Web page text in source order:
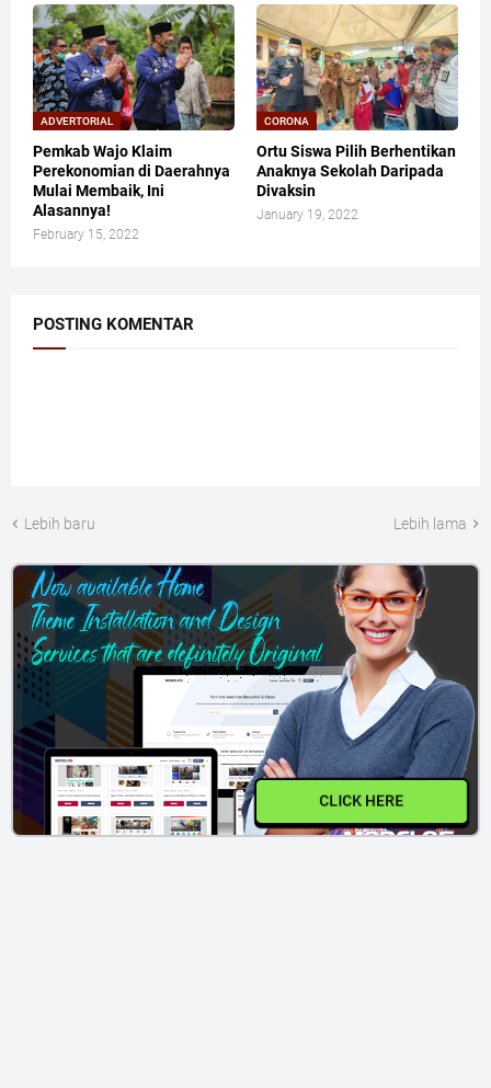
ADVERTORIAL
Pemkab Wajo Klaim
Perekonomian di Daerahnya
Mulai Membaik, Ini
Alasannya!
February 15, 2022
CORONA
Ortu Siswa Pilih Berhentikan
Anaknya Sekolah Daripada
Divaksin
January 19, 2022
POSTING KOMENTAR
Lebih baru Lebih lama
CLICK HERE